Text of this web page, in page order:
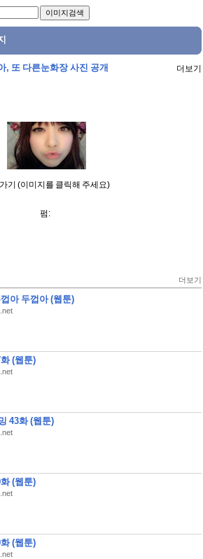
, 또 다른눈화장 사진 공개 더보기
기 (이미지를 클릭해 주세요)
펌:
더보기
아 두껍아 (웹툰)
(웹툰)
43화 (웹툰)
(웹툰)
(웹툰)